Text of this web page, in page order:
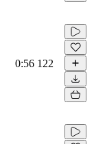
0:56 122